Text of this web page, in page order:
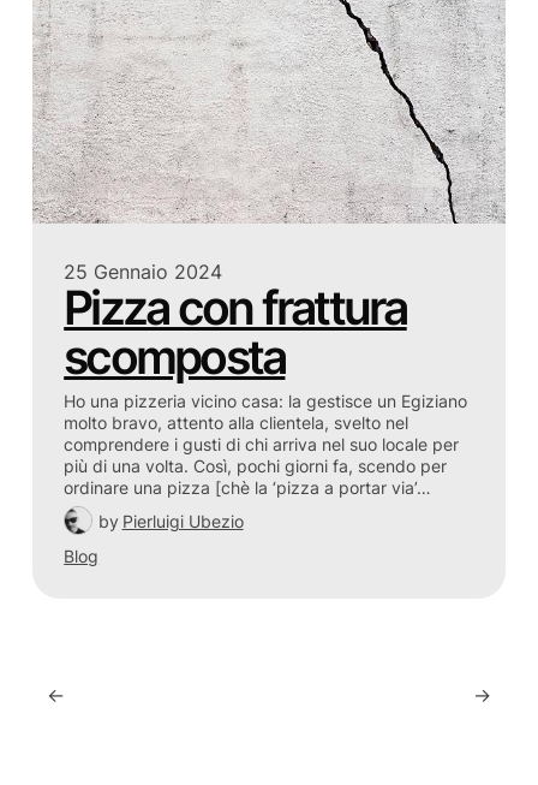
25 Gennaio 2024
Pizza con frattura
scomposta
Ho una pizzeria vicino casa: la gestisce un Egiziano
molto bravo, attento alla clientela, svelto nel
comprendere i gusti di chi arriva nel suo locale per
più di una volta. Così, pochi giorni fa, scendo per
ordinare una pizza [chè la ‘pizza a portar via’…
by Pierluigi Ubezio
Blog
← →